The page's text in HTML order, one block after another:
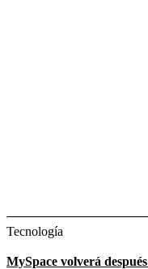
Tecnología
MySpace volverá